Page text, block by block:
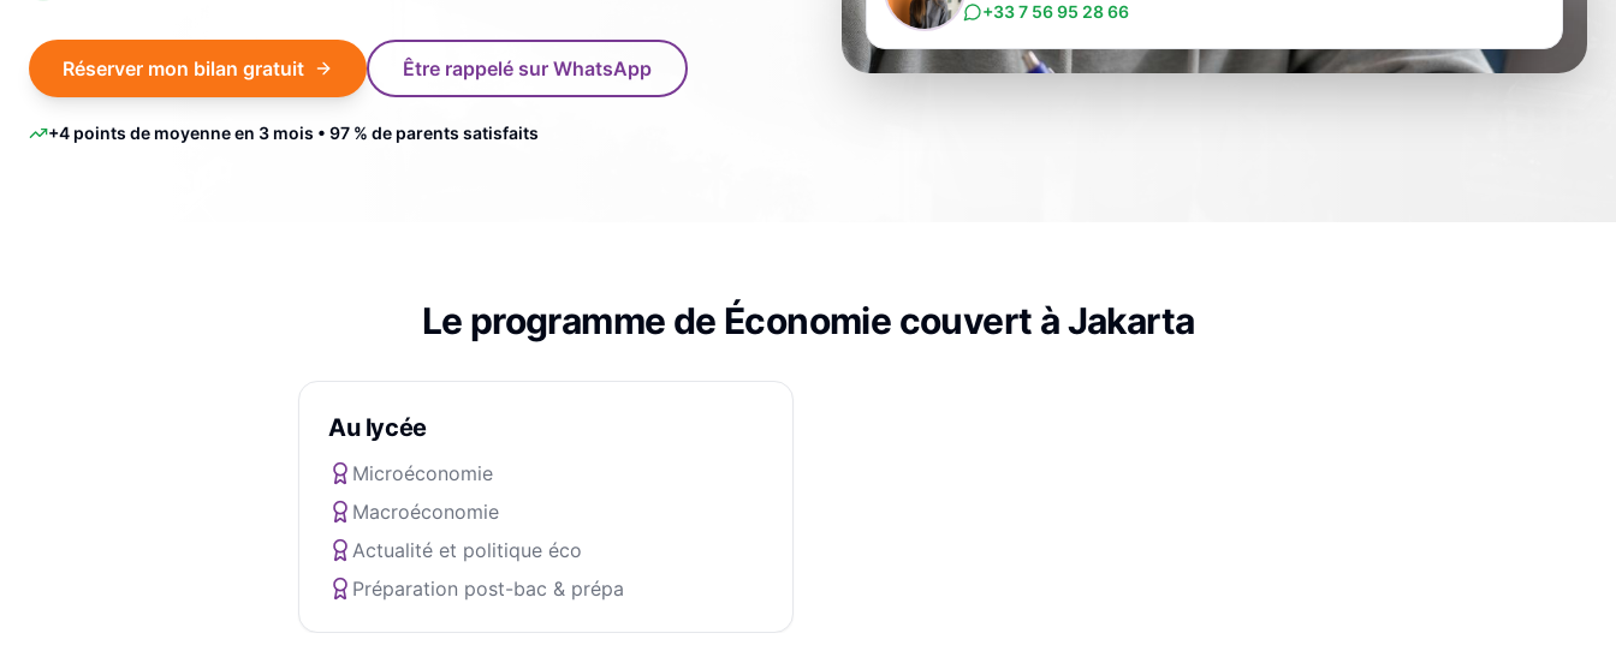
Réserver mon bilan gratuit Être rappelé sur WhatsApp
+4 points de moyenne en 3 mois • 97 % de parents satisfaits
+33 7 56 95 28 66
Le programme de Économie couvert àJakarta
Au lycée
Microéconomie
Macroéconomie
Actualité et politique éco
Préparation post-bac & prépa